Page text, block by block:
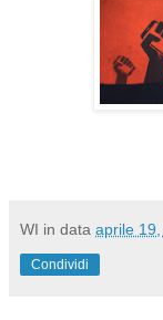
WI in data aprile
Condividi